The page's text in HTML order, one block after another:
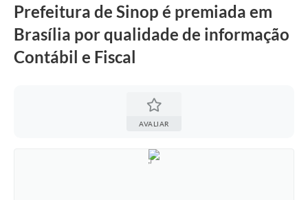
Prefeitura de Sinop é premiada em
Brasília por qualidade de informação
Contábil e Fiscal
AVALIAR